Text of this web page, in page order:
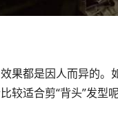
果都是因人而异的
较适合剪“背头”发型呢